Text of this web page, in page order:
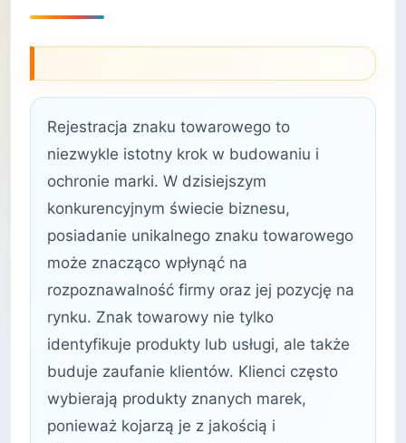
Rejestracja znaku towarowego to
niezwykle istotny krok w budowaniu i
ochronie marki. W dzisiejszym
konkurencyjnym świecie biznesu,
posiadanie unikalnego znaku towarowego
może znacząco wpłynąć na
rozpoznawalność firmy oraz jej pozycję na
rynku. Znak towarowy nie tylko
identyfikuje produkty lub usługi, ale także
buduje zaufanie klientów. Klienci często
wybierają produkty znanych marek,
ponieważ kojarzą je z jakością i